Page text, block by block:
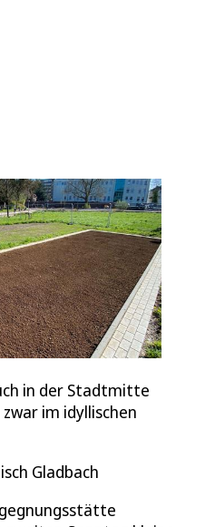
in der Stadtmitte
im idyllischen
Gladbach